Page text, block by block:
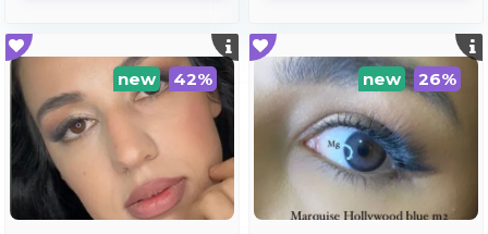
new 42% new 26%